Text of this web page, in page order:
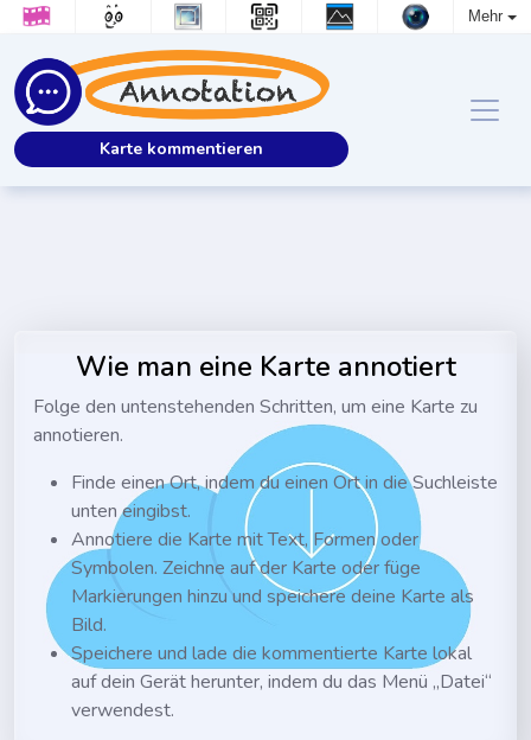
Mehr
Karte kommentieren
Wie man eine Karte annotiert
Folge den untenstehenden Schritten, um eine Karte zu
annotieren.
Finde einen Ort, indem du einen Ort in die Suchleiste
unten eingibst.
Annotiere die Karte mit Text, Formen oder
Symbolen. Zeichne auf der Karte oder füge
Markierungen hinzu und speichere deine Karte als
Bild.
Speichere und lade die kommentierte Karte lokal
auf dein Gerät herunter, indem du das Menü „Datei“
verwendest.